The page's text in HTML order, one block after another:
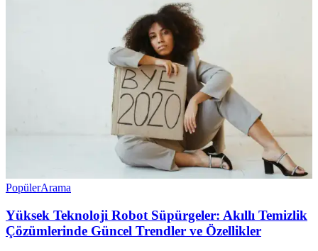
PopülerArama
Yüksek Teknoloji Robot Süpürgeler: Akıllı Temizlik
Çözümlerinde Güncel Trendler ve Özellikler